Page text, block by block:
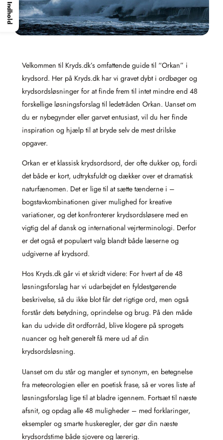
Velkommen til Kryds.dk’s omfattende guide til “Orkan” i
krydsord. Her på Kryds.dk har vi gravet dybt i ordbøger og
krydsordsløsninger for at finde frem til intet mindre end 48
forskellige løsningsforslag til ledetråden Orkan. Uanset om
du er nybegynder eller garvet entusiast, vil du her finde
inspiration og hjælp til at bryde selv de mest drilske
opgaver.
Orkan er et klassisk krydsordsord, der ofte dukker op, fordi
det både er kort, udtryksfuldt og dækker over et dramatisk
naturfænomen. Det er lige til at sætte tænderne i –
bogstavkombinationen giver mulighed for kreative
variationer, og det konfronterer krydsordsløsere med en
vigtig del af dansk og international vejrterminologi. Derfor
er det også et populært valg blandt både læserne og
udgiverne af krydsord.
Hos Kryds.dk går vi et skridt videre: For hvert af de 48
løsningsforslag har vi udarbejdet en fyldestgørende
beskrivelse, så du ikke blot får det rigtige ord, men også
forstår dets betydning, oprindelse og brug. På den måde
kan du udvide dit ordforråd, blive klogere på sprogets
nuancer og helt generelt få mere ud af din
krydsordsløsning.
Uanset om du står og mangler et synonym, en betegnelse
fra meteorologien eller en poetisk frase, så er vores liste af
løsningsforslag lige til at bladre igennem. Fortsæt til næste
afsnit, og opdag alle 48 muligheder – med forklaringer,
eksempler og smarte huskeregler, der gør din næste
krydsordstime både sjovere og lærerig.
Indhold